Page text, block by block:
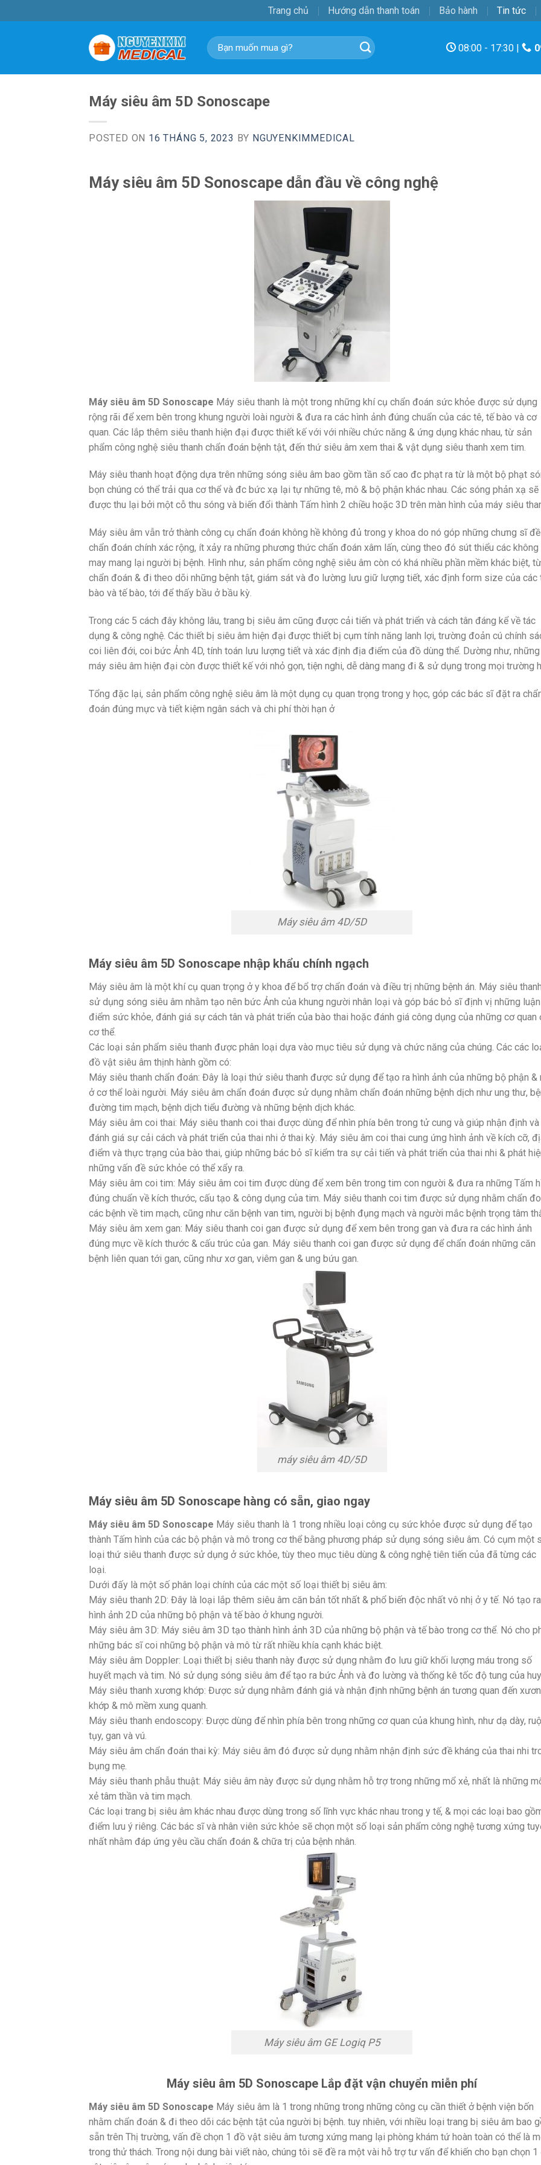
to
Trang chủ Hướng dẫn thanh toán Bảo hành Tin tức
Tìm
kiếm:
08:00 - 17:30 |
Máy siêu âm 5D Sonoscape
POSTED ON 16 THÁNG 5, 2023 BY NGUYENKIMMEDICAL
Máy siêu âm 5D Sonoscape dẫn đầu về công nghệ
Máy siêu âm 5D Sonoscape Máy siêu thanh là một trong những khí cụ chẩn đoán sức khỏe được sử dụng
rộng rãi để xem bên trong khung người loài người & đưa ra các hình ảnh đúng chuẩn của các tê, tế bào và cơ
quan. Các lắp thêm siêu thanh hiện đại được thiết kế với với nhiều chức năng & ứng dụng khác nhau, từ sản
phẩm công nghệ siêu thanh chẩn đoán bệnh tật, đến thứ siêu âm xem thai & vật dụng siêu thanh xem tim.
Máy siêu thanh hoạt động dựa trên những sóng siêu âm bao gồm tần số cao đc phạt ra từ là một bộ phạt
bọn chúng có thể trải qua cơ thể và đc bức xạ lại tự những tê, mô & bộ phận khác nhau. Các sóng phản xạ sẽ
được thu lại bởi một cỗ thu sóng và biến đổi thành Tấm hình 2 chiều hoặc 3D trên màn hình của máy siêu
Máy siêu âm vẫn trở thành công cụ chẩn đoán không hề không đủ trong y khoa do nó góp những chưng sĩ
chẩn đoán chính xác rộng, ít xảy ra những phương thức chẩn đoán xâm lấn, cùng theo đó sút thiểu các không
may mang lại người bị bệnh. Hình như, sản phẩm công nghệ siêu âm còn có khá nhiều phần mềm khác biệt,
chẩn đoán & đi theo dõi những bệnh tật, giám sát và đo lường lưu giữ lượng tiết, xác định form size của các
bào và tế bào, tới để thấy bầu ở bầu kỳ.
Trong các 5 cách đây không lâu, trang bị siêu âm cũng được cải tiến và phát triển và cách tân đáng kể về tác
dụng & công nghệ. Các thiết bị siêu âm hiện đại được thiết bị cụm tính năng lanh lợi, trường đoản cú chính
coi liên đới, coi bức Ảnh 4D, tính toán lưu lượng tiết và xác định địa điểm của đồ dùng thể. Dường như, những
máy siêu âm hiện đại còn được thiết kế với nhỏ gọn, tiện nghi, dễ dàng mang đi & sử dụng trong mọi trường
Tổng đặc lại, sản phẩm công nghệ siêu âm là một dụng cụ quan trọng trong y học, góp các bác sĩ đặt ra
đoán đúng mực và tiết kiệm ngân sách và chi phí thời hạn ở
Máy siêu âm 4D/5D
Máy siêu âm 5D Sonoscape nhập khẩu chính ngạch
Máy siêu âm là một khí cụ quan trọng ở y khoa để bổ trợ chẩn đoán và điều trị những bệnh án. Máy siêu
sử dụng sóng siêu âm nhằm tạo nên bức Ảnh của khung người nhân loại và góp bác bỏ sĩ định vị những luận
điểm sức khỏe, đánh giá sự cách tân và phát triển của bào thai hoặc đánh giá công dụng của những cơ quan
cơ thể.
Các loại sản phẩm siêu thanh được phân loại dựa vào mục tiêu sử dụng và chức năng của chúng. Các các
đồ vật siêu âm thịnh hành gồm có:
Máy siêu thanh chẩn đoán: Đây là loại thứ siêu thanh được sử dụng để tạo ra hình ảnh của những bộ phận &
ở cơ thể loài người. Máy siêu âm chẩn đoán được sử dụng nhằm chẩn đoán những bệnh dịch như ung thư,
đường tim mạch, bệnh dịch tiểu đường và những bệnh dịch khác.
Máy siêu âm coi thai: Máy siêu thanh coi thai được dùng để nhìn phía bên trong tử cung và giúp nhận định và
đánh giá sự cải cách và phát triển của thai nhi ở thai kỳ. Máy siêu âm coi thai cung ứng hình ảnh về kích cỡ,
điểm và thực trạng của bào thai, giúp những bác bỏ sĩ kiểm tra sự cải tiến và phát triển của thai nhi & phát
những vấn đề sức khỏe có thể xẩy ra.
Máy siêu âm coi tim: Máy siêu âm coi tim được dùng để xem bên trong tim con người & đưa ra những Tấm
đúng chuẩn về kích thước, cấu tạo & công dụng của tim. Máy siêu thanh coi tim được sử dụng nhằm chẩn
các bệnh về tim mạch, cũng như căn bệnh van tim, người bị bệnh đụng mạch và người mắc bệnh trọng tâm
Máy siêu âm xem gan: Máy siêu thanh coi gan được sử dụng để xem bên trong gan và đưa ra các hình ảnh
đúng mực về kích thước & cấu trúc của gan. Máy siêu thanh coi gan được sử dụng để chẩn đoán những căn
bệnh liên quan tới gan, cũng như xơ gan, viêm gan & ung bứu gan.
máy siêu âm 4D/5D
Máy siêu âm 5D Sonoscape hàng có sẵn, giao ngay
Máy siêu âm 5D Sonoscape Máy siêu thanh là 1 trong nhiều loại công cụ sức khỏe được sử dụng để tạo
thành Tấm hình của các bộ phận và mô trong cơ thể bằng phương pháp sử dụng sóng siêu âm. Có cụm một
loại thứ siêu thanh được sử dụng ở sức khỏe, tùy theo mục tiêu dùng & công nghệ tiên tiến của đã từng các
loại.
Dưới đấy là một số phân loại chính của các một số loại thiết bị siêu âm:
Máy siêu thanh 2D: Đây là loại lắp thêm siêu âm căn bản tốt nhất & phổ biến độc nhất vô nhị ở y tế. Nó tạo ra
hình ảnh 2D của những bộ phận và tế bào ở khung người.
Máy siêu âm 3D: Máy siêu âm 3D tạo thành hình ảnh 3D của những bộ phận và tế bào trong cơ thể. Nó cho
những bác sĩ coi những bộ phận và mô từ rất nhiều khía cạnh khác biệt.
Máy siêu âm Doppler: Loại thiết bị siêu thanh này được sử dụng nhằm đo lưu giữ khối lượng máu trong số
huyết mạch và tim. Nó sử dụng sóng siêu âm để tạo ra bức Ảnh và đo lường và thống kê tốc độ tung của
Máy siêu thanh xương khớp: Được sử dụng nhằm đánh giá và nhận định những bệnh án tương quan đến
khớp & mô mềm xung quanh.
Máy siêu thanh endoscopy: Được dùng để nhìn phía bên trong những cơ quan của khung hình, như dạ dày,
tụy, gan và vú.
Máy siêu âm chẩn đoán thai kỳ: Máy siêu âm đó được sử dụng nhằm nhận định sức đề kháng của thai nhi
bụng mẹ.
Máy siêu thanh phẫu thuật: Máy siêu âm này được sử dụng nhằm hỗ trợ trong những mổ xẻ, nhất là những
xẻ tâm thần và tim mạch.
Các loại trang bị siêu âm khác nhau được dùng trong số lĩnh vực khác nhau trong y tế, & mọi các loại bao
điểm lưu ý riêng. Các bác sĩ và nhân viên sức khỏe sẽ chọn một số loại sản phẩm công nghệ tương xứng
nhất nhằm đáp ứng yêu cầu chẩn đoán & chữa trị của bệnh nhân.
Máy siêu âm GE Logiq P5
Máy siêu âm 5D Sonoscape Lắp đặt vận chuyển miễn phí
Máy siêu âm 5D Sonoscape Máy siêu âm là 1 trong những trong những công cụ cần thiết ở bệnh viện bốn
nhằm chẩn đoán & đi theo dõi các bệnh tật của người bị bệnh. tuy nhiên, với nhiều loại trang bị siêu âm bao
sẵn trên Thị trường, vấn đề chọn 1 đồ vật siêu âm tương xứng mang lại phòng khám tứ hoàn toàn có thể là
trong thử thách. Trong nội dung bài viết nào, chúng tôi sẽ đề ra một vài hỗ trợ tư vấn để khiến cho bạn chọn 1